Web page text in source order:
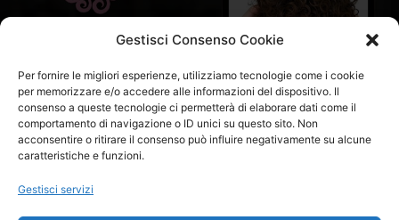
Gestisci Consenso Cookie
Per fornire le migliori esperienze, utilizziamo tecnologie come i cookie
per memorizzare e/o accedere alle informazioni del dispositivo. Il
consenso a queste tecnologie ci permetterà di elaborare dati come il
comportamento di navigazione o ID unici su questo sito. Non
acconsentire o ritirare il consenso può influire negativamente su alcune
caratteristiche e funzioni.
Gestisci servizi